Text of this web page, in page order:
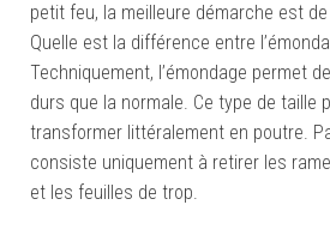
petit feu, la meilleure démarche est
Quelle est la différence entre
Techniquement, l’émondage permet
durs que la normale. Ce type de taille
transformer littéralement en poutre.
consiste uniquement à retirer les
et les feuilles de trop.